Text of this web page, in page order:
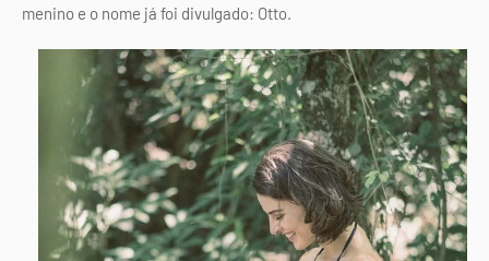
menino e o nome já foi divulgado: Otto.